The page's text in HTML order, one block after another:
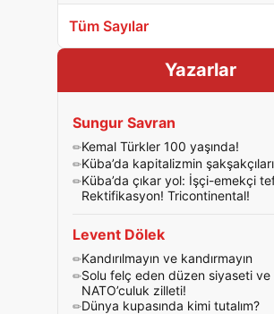
Tüm Sayılar
Yazarlar
Sungur Savran
Kemal Türkler 100 yaşında!
Küba’da kapitalizmin şakşakçıları
Küba’da çıkar yol: İşçi-emekçi
Rektifikasyon! Tricontinental!
Levent Dölek
Kandırılmayın ve kandırmayın
Solu felç eden düzen siyaseti ve
NATO’culuk zilleti!
Dünya kupasında kimi tutalım?